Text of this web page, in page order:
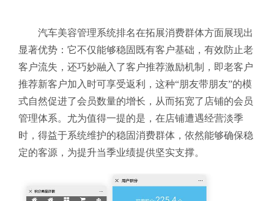
汽车美容管理系统排名在拓展消费群体方面展现出
显著优势：它不仅能够稳固既有客户基础，有效防止老
客户流失，还巧妙融入了客户推荐激励机制，即老客户
推荐新客户加入时可享受返利，这种“朋友带朋友”的模
式自然促进了会员数量的增长，从而拓宽了店铺的会员
管理体系。尤为值得一提的是，在店铺遭遇经营淡季
时，得益于系统维护的稳固消费群体，依然能够确保稳
定的客源，为提升当季业绩提供坚实支撑。